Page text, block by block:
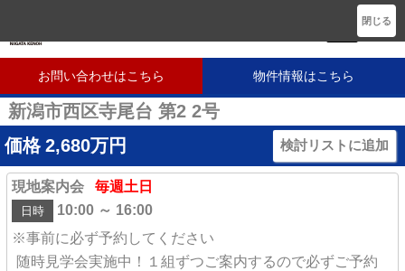
お問い合わせはこちら 物件情報はこちら
新潟市西区寺尾台 第2 2号
価格 2,680万円 検討リストに追加
現地案内会 毎週土日
日時
10:00 ～ 16:00
※事前に必ず予約してください
随時見学会実施中！１組ずつご案内するので必ずご予約
閉じる